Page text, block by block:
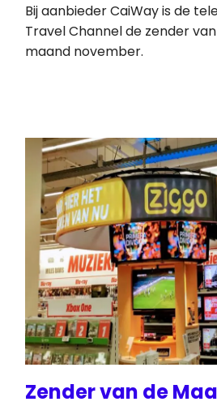
Bij aanbieder CaiWay is de
Travel Channel de zender
maand november.
Zender van de